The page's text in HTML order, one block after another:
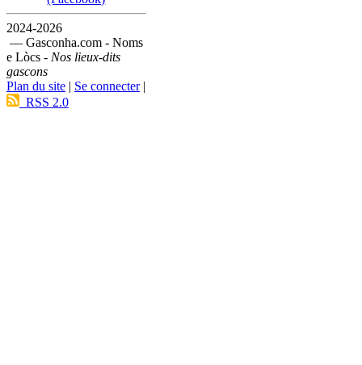
2024-2026
— Gasconha.com - Noms
e Lòcs - Nos lieux-dits
gascons
Plan du site | Se connecter|
RSS 2.0